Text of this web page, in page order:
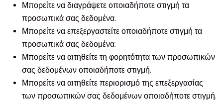
Μπορείτε να διαγράψετε οποιαδήποτε στιγμή τα
προσωπικά σας δεδομένα.
Μπορείτε να επεξεργαστείτε οποιαδήποτε στιγμή τα
προσωπικά σας δεδομένα.
Μπορείτε να αιτηθείτε τη φορητότητα των προσωπικών
σας δεδομένων οποιαδήποτε στιγμή.
Μπορείτε να αιτηθείτε περιορισμό της επεξεργασίας
των προσωπικών σας δεδομένων οποιαδήποτε στιγμή.